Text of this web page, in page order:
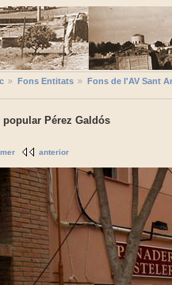
Fons Entitats
Fons de l'AV Sant
popular Pérez Galdós
anterior